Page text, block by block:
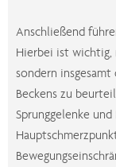
Anschließend
Hierbei ist wichtig,
sondern
Beckens zu
Sprunggelenke